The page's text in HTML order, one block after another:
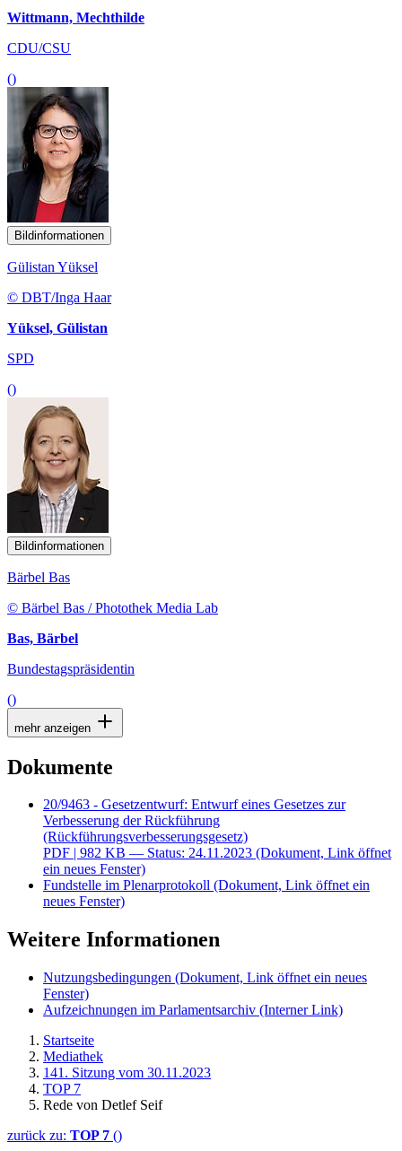
Wittmann, Mechthilde
CDU/CSU
()
Bildinformationen
Gülistan Yüksel
© DBT/Inga Haar
Yüksel, Gülistan
SPD
()
Bildinformationen
Bärbel Bas
© Bärbel Bas / Photothek Media Lab
Bas, Bärbel
Bundestagspräsidentin
()
mehr anzeigen
Dokumente
20/9463 - Gesetzentwurf: Entwurf eines Gesetzes zur
Verbesserung der Rückführung
(Rückführungsverbesserungsgesetz)
PDF | 982 KB — Status: 24.11.2023 (Dokument, Link öffnet
ein neues Fenster)
Fundstelle im Plenarprotokoll (Dokument, Link öffnet ein
neues Fenster)
Weitere Informationen
Nutzungsbedingungen (Dokument, Link öffnet ein neues
Fenster)
Aufzeichnungen im Parlamentsarchiv (Interner Link)
Startseite
Mediathek
141. Sitzung vom 30.11.2023
TOP 7
Rede von Detlef Seif
zurück zu: TOP 7 ()